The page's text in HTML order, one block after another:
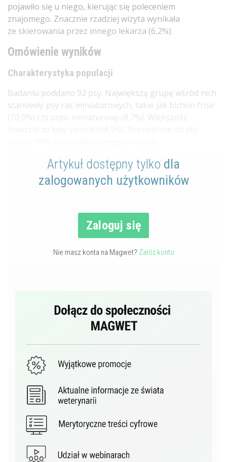
pojawiło się u niego, kierując się poleceniem
znajomego. Znacznie rzadziej wizyta wynikała
ze skierowania przez innego lekarza (6,2%).
Omówienie wyników
Charakterystyka populacji
Badaniu poddano 92 psy. Największą grupę wśród nich
stanowiły psy ras miniaturowych, takie jak bichon frise
(10,9%) czy szpic miniaturowy (8,7%). Większość
Artykuł dostępny tylko dla
zalogowanych użytkowników
Zaloguj się
Nie masz konta na Magwet? Załóż konto